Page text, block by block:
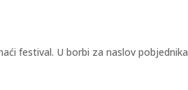
festival. U borbi za naslov pobjednika